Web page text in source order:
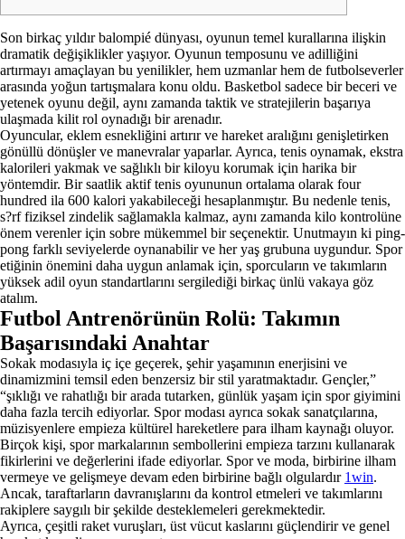
Son birkaç yıldır balompié dünyası, oyunun temel kurallarına ilişkin
dramatik değişiklikler yaşıyor. Oyunun temposunu ve adilliğini
artırmayı amaçlayan bu yenilikler, hem uzmanlar hem de futbolseverler
arasında yoğun tartışmalara konu oldu. Basketbol sadece bir beceri ve
yetenek oyunu değil, aynı zamanda taktik ve stratejilerin başarıya
ulaşmada kilit rol oynadığı bir arenadır.
Oyuncular, eklem esnekliğini artırır ve hareket aralığını genişletirken
gönüllü dönüşler ve manevralar yaparlar. Ayrıca, tenis oynamak, ekstra
kalorileri yakmak ve sağlıklı bir kiloyu korumak için harika bir
yöntemdir. Bir saatlik aktif tenis oyununun ortalama olarak four
hundred ila 600 kalori yakabileceği hesaplanmıştır. Bu nedenle tenis,
s?rf fiziksel zindelik sağlamakla kalmaz, aynı zamanda kilo kontrolüne
önem verenler için sobre mükemmel bir seçenektir. Unutmayın ki ping-
pong farklı seviyelerde oynanabilir ve her yaş grubuna uygundur. Spor
etiğinin önemini daha uygun anlamak için, sporcuların ve takımların
yüksek adil oyun standartlarını sergilediği birkaç ünlü vakaya göz
atalım.
Futbol Antrenörünün Rolü: Takımın
Başarısındaki Anahtar
Sokak modasıyla iç içe geçerek, şehir yaşamının enerjisini ve
dinamizmini temsil eden benzersiz bir stil yaratmaktadır. Gençler,”
“şıklığı ve rahatlığı bir arada tutarken, günlük yaşam için spor giyimini
daha fazla tercih ediyorlar. Spor modası ayrıca sokak sanatçılarına,
müzisyenlere empieza kültürel hareketlere para ilham kaynağı oluyor.
Birçok kişi, spor markalarının sembollerini empieza tarzını kullanarak
fikirlerini ve değerlerini ifade ediyorlar. Spor ve moda, birbirine ilham
vermeye ve gelişmeye devam eden birbirine bağlı olgulardır 1win.
Ancak, taraftarların davranışlarını da kontrol etmeleri ve takımlarını
rakiplere saygılı bir şekilde desteklemeleri gerekmektedir.
Ayrıca, çeşitli raket vuruşları, üst vücut kaslarını güçlendirir ve genel